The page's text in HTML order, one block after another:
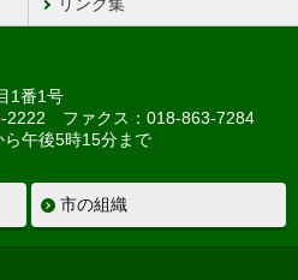
1番1号
2222 ファクス：018-863-7284
午後5時15分まで
市の組織